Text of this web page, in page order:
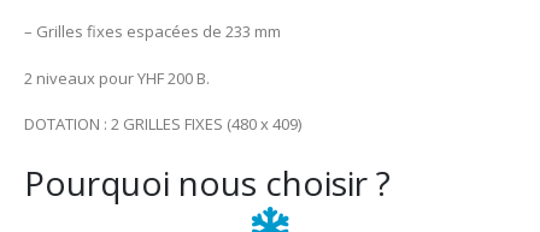
– Grilles fixes espacées de 233 mm
2 niveaux pour YHF 200 B.
DOTATION : 2 GRILLES FIXES (480 x 409)
Pourquoi nous choisir ?